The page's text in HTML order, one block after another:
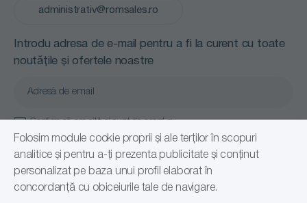
administrativ@romsales.ro
Introdu adresa de e-mail pentru a fi la curent cu toate
noutățile și ofertele noastre
Confirm că am citit și sunt de acord cu
Politică de confidențialitate
Abonare
Folosim module cookie proprii și ale terților în scopuri
analitice și pentru a-ți prezenta publicitate și conținut
personalizat pe baza unui profil elaborat în
concordanță cu obiceiurile tale de navigare.